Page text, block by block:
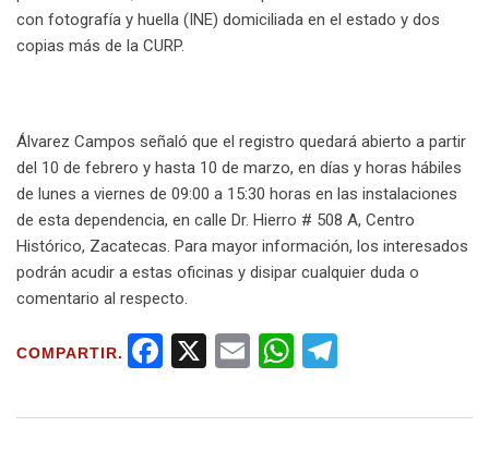
con fotografía y huella (INE) domiciliada en el estado y dos
copias más de la CURP.
Álvarez Campos señaló que el registro quedará abierto a partir
del 10 de febrero y hasta 10 de marzo, en días y horas hábiles
de lunes a viernes de 09:00 a 15:30 horas en las instalaciones
de esta dependencia, en calle Dr. Hierro # 508 A, Centro
Histórico, Zacatecas. Para mayor información, los interesados
podrán acudir a estas oficinas y disipar cualquier duda o
comentario al respecto.
COMPARTIR.
F
ce
X
E
ail
W
at e